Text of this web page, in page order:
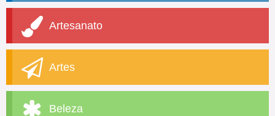
Artesanato
Artes
Beleza